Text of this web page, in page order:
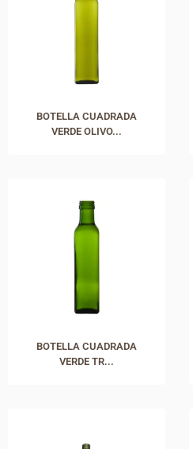
BOTELLA CUADRADA
VERDE OLIVO...
BOTELLA CUADRADA
VERDE TR...